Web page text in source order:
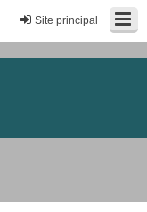
Site principal